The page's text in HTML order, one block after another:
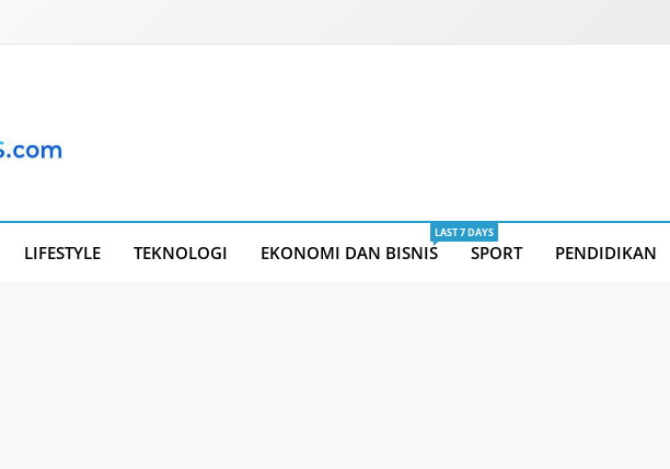
LIFESTYLE TEKNOLOGI EKONOMI DAN BISNIS
LAST 7 DAYS
SPORT PENDIDIKAN